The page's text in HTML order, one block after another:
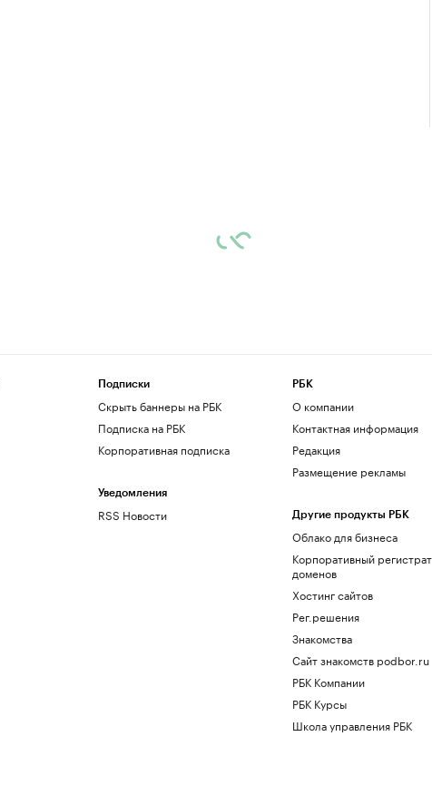
Подписки
Скрыть баннеры на РБК
Подписка на РБК
Корпоративная подписка
Уведомления
RSS Новости
РБК
О компании
Контактная информация
Редакция
Размещение рекламы
Другие продукты РБК
Облако для бизнеса
Корпоративный
доменов
Хостинг сайтов
Рег.решения
Знакомства
Сайт знакомств podbor.ru
РБК Компании
РБК Курсы
Школа управления РБК